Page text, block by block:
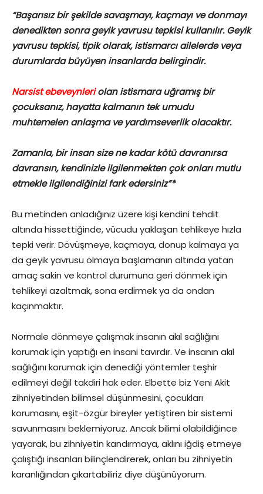
“Başarısız bir şekilde savaşmayı, kaçmayı ve donmayı
denedikten sonra geyik yavrusu tepkisi kullanılır. Geyik
yavrusu tepkisi, tipik olarak, istismarcı ailelerde veya
durumlarda büyüyen insanlarda belirgindir.
Narsist ebeveynleriolan istismara uğramış bir
çocuksanız, hayatta kalmanın tek umudu
muhtemelen anlaşma ve yardımseverlik olacaktır.
Zamanla, bir insan size ne kadar kötü davranırsa
davransın, kendinizle ilgilenmekten çok onları mutlu
etmekle ilgilendiğinizi fark edersiniz”*
Bu metinden anladığınız üzere kişi kendini tehdit
altında hissettiğinde, vücudu yaklaşan tehlikeye hızla
tepki verir. Dövüşmeye, kaçmaya, donup kalmaya ya
da geyik yavrusu olmaya başlamanın altında yatan
amaç sakin ve kontrol durumuna geri dönmek için
tehlikeyi azaltmak, sona erdirmek ya da ondan
kaçınmaktır.
Normale dönmeye çalışmak insanın akıl sağlığını
korumak için yaptığı en insani tavırdır. Ve insanın akıl
sağlığını korumak için denediği yöntemler teşhir
edilmeyi değil takdiri hak eder. Elbette biz Yeni Akit
zihniyetinden bilimsel düşünmesini, çocukları
korumasını, eşit-özgür bireyler yetiştiren bir sistemi
savunmasını beklemiyoruz. Ancak bilimi olabildiğince
yayarak, bu zihniyetin kandırmaya, aklını iğdiş etmeye
çalıştığı insanları bilinçlendirerek, onları bu zihniyetin
karanlığından çıkartabiliriz diye düşünüyorum.